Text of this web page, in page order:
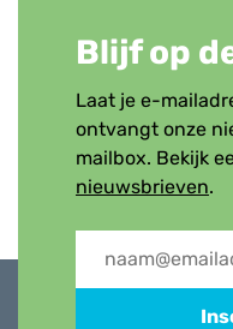
Blijf op
Laat je e-
ontvangt onze
mailbox. Bekijk
nieuwsbrieven.